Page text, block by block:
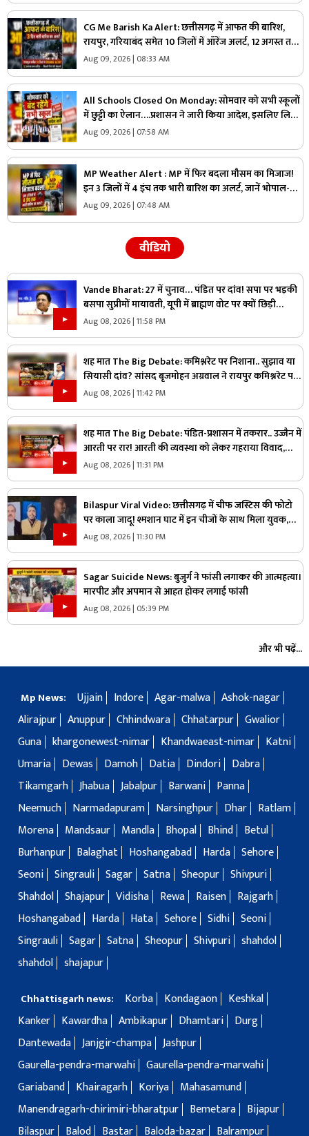
CG Me Barish Ka Alert: छत्तीसगढ़ में आफत की बारिश,
रायपुर, गरियाबंद समेत 10 जिलों में ऑरेंज अलर्ट, 12 अगस्त तक
भारी बारिश की चेतावनी
Aug 09, 2026 | 08:33 AM
All Schools Closed On Monday: सोमवार को सभी स्कूलों
में छुट्टी का ऐलान….प्रशासन ने जारी किया आदेश, इसलिए लिया
गया बड़ा फैसला, जानें
Aug 09, 2026 | 07:58 AM
MP Weather Alert : MP में फिर बदला मौसम का मिजाज!
इन 3 जिलों में 4 इंच तक भारी बारिश का अलर्ट, जानें भोपाल-
इंदौर का हाल
Aug 09, 2026 | 07:48 AM
वीडियो
Vande Bharat: 27 में चुनाव… पंडित पर दांव! सपा पर भड़की
बसपा सुप्रीमों मायावती, यूपी में ब्राह्मण वोट पर क्यों छिड़ी
महाभारत?
Aug 08, 2026 | 11:58 PM
शह मात The Big Debate: कमिश्नरेट पर निशाना.. सुझाव या
सियासी दांव? सांसद बृजमोहन अग्रवाल ने रायपुर कमिश्नरेट पर
उठाए सवाल, क्या वाकई में सिस्टम में सुधार की है जरूरत
Aug 08, 2026 | 11:42 PM
शह मात The Big Debate: पंडित-प्रशासन में तकरार.. उज्जैन में
आरती पर रार! आरती की व्यवस्था को लेकर गहराया विवाद,
आरती के अधिकार को लेकर क्यों उग्र हुए पंडित?
Aug 08, 2026 | 11:31 PM
Bilaspur Viral Video: छत्तीसगढ़ में चीफ जस्टिस की फोटो
पर काला जादू! श्मशान घाट में इन चीजों के साथ मिला युवक,
देखिए ये पूरा वीडियो
Aug 08, 2026 | 11:30 PM
Sagar Suicide News: बुजुर्ग ने फांसी लगाकर की आत्महत्या।
मारपीट और अपमान से आहत होकर लगाई फांसी
Aug 08, 2026 | 05:39 PM
और भी पढ़ें...
Mp News: Ujjain Indore Agar-malwa Ashok-nagar
Alirajpur Anuppur Chhindwara Chhatarpur Gwalior
Guna khargonewest-nimar Khandwaeast-nimar
Katni
Umaria
Dewas Damoh Datia Dindori
Dabra
Tikamgarh Jhabua Jabalpur Barwani
Panna
Neemuch
Narmadapuram Narsinghpur Dhar
Ratlam
Morena
Mandsaur Mandla Bhopal Bhind
Betul
Burhanpur
Balaghat Hoshangabad Harda Sehore
Seoni Singrauli Sagar Satna Sheopur Shivpuri
Shahdol Shajapur Vidisha Rewa Raisen
Rajgarh
Hoshangabad
Harda Hata Sehore Sidhi Seoni
Singrauli Sagar Satna Sheopur Shivpuri shahdol
shahdol shajapur
Chhattisgarh news: Korba Kondagaon
Keshkal
Kanker
Kawardha Ambikapur Dhamtari
Durg
Dantewada Janjgir-champa Jashpur
Gaurella-pendra-marwahi Gaurella-pendra-marwahi
Gariaband
Khairagarh Koriya
Mahasamund
Manendragarh-chirimiri-bharatpur
Bemetara
Bijapur
Bilaspur
Balod Bastar Baloda-bazar
Balrampur